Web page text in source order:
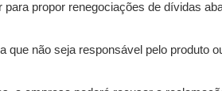
propor renegociações de dívidas
que não seja responsável pelo produto